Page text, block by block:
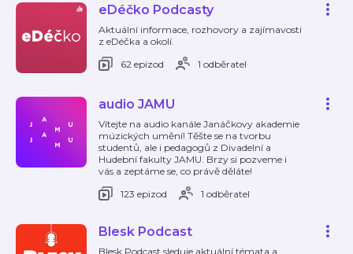
eDéčko Podcasty
Aktuální informace, rozhovory a zajímavosti
z eDéčka a okolí.
62 epizod
1 odběratel
audio JAMU
Vítejte na audio kanále Janáčkovy akademie
múzických umění! Těšte se na tvorbu
studentů, ale i pedagogů z Divadelní a
Hudební fakulty JAMU. Brzy si pozveme i
vás a zeptáme se, co právě děláte!
123 epizod
1 odběratel
Blesk Podcast
Blesk Podcast sleduje aktuální témata a